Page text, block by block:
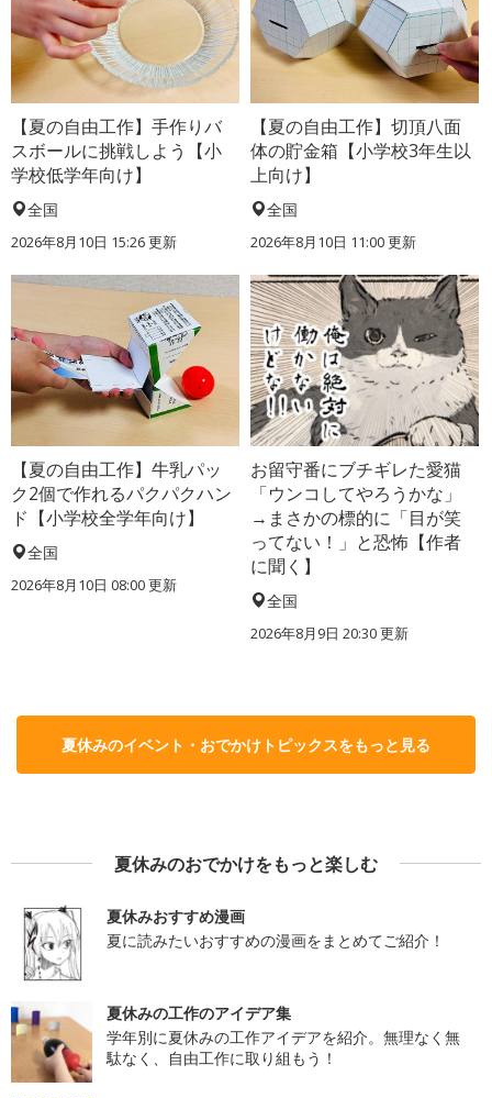
【夏の自由工作】手作りバ
スボールに挑戦しよう【小
学校低学年向け】
全国
2026年8月10日 15:26更新
【夏の自由工作】切頂八面
体の貯金箱【小学校3年生以
上向け】
全国
2026年8月10日 11:00更新
【夏の自由工作】牛乳パッ
ク2個で作れるパクパクハン
ド【小学校全学年向け】
全国
2026年8月10日 08:00更新
お留守番にブチギレた愛猫
「ウンコしてやろうかな」
→まさかの標的に「目が笑
ってない！」と恐怖【作者
に聞く】
全国
2026年8月9日 20:30更新
夏休みのイベント・おでかけトピックスをもっと見る
夏休みのおでかけをもっと楽しむ
夏休みおすすめ漫画
夏に読みたいおすすめの漫画をまとめてご紹介！
夏休みの工作のアイデア集
学年別に夏休みの工作アイデアを紹介。無理なく無
駄なく、自由工作に取り組もう！